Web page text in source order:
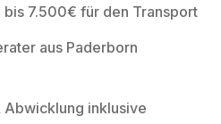
7.500€ für den Transport
aus Paderborn
Abwicklung inklusive